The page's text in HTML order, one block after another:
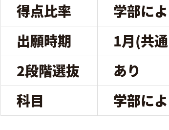
得点比率
学部に
出願時期
1月(共
2段階選抜
あり
科目
学部に